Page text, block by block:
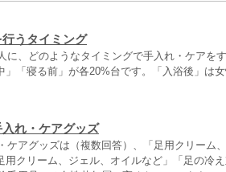
うタイミング
に、どのようなタイミングで手入れ・ケアを
」「寝る前」が各20%台です。「入浴後」は
れ・ケアグッズ
ケアグッズは（複数回答）、「足用クリーム
用クリーム、ジェル、オイルなど」「足の冷